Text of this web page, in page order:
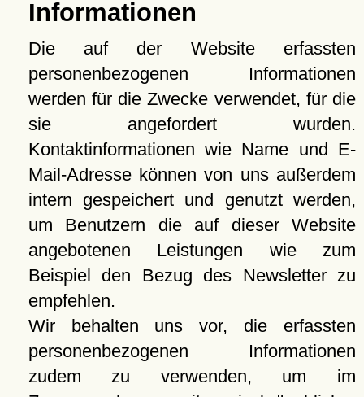
Informationen
Die auf der Website erfassten
personenbezogenen Informationen
werden für die Zwecke verwendet, für die
sie angefordert wurden.
Kontaktinformationen wie Name und E-
Mail-Adresse können von uns außerdem
intern gespeichert und genutzt werden,
um Benutzern die auf dieser Website
angebotenen Leistungen wie zum
Beispiel den Bezug des Newsletter zu
empfehlen.
Wir behalten uns vor, die erfassten
personenbezogenen Informationen
zudem zu verwenden, um im